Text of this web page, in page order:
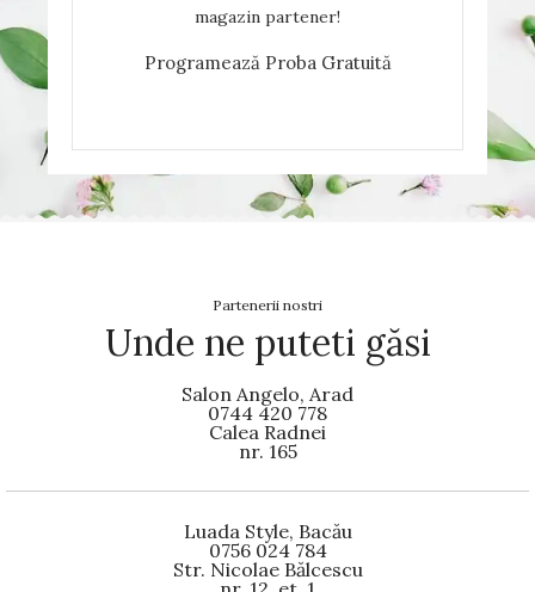
magazin partener!
Programează Proba Gratuită
Partenerii nostri
Unde ne puteti găsi
Salon Angelo, Arad
0744 420 778
Calea Radnei
nr. 165
Luada Style, Bacău
0756 024 784
Str. Nicolae Bălcescu